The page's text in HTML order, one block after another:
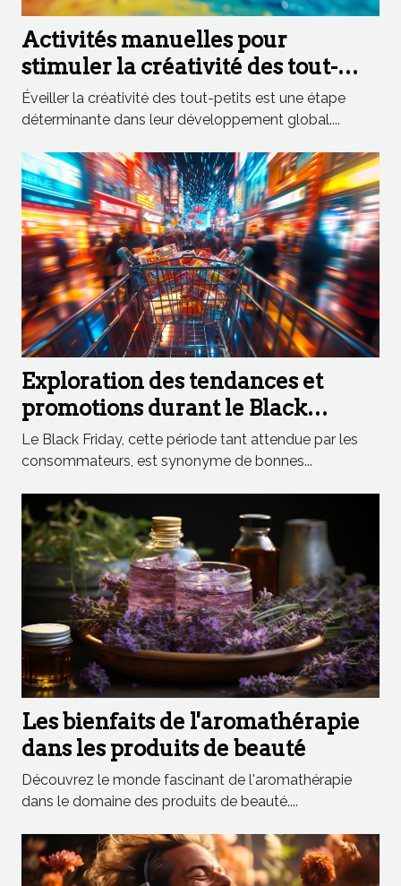
Activités manuelles pour
stimuler la créativité des tout-
petits
Éveiller la créativité des tout-petits est une étape
déterminante dans leur développement global....
Exploration des tendances et
promotions durant le Black
Friday
Le Black Friday, cette période tant attendue par les
consommateurs, est synonyme de bonnes...
Les bienfaits de l'aromathérapie
dans les produits de beauté
Découvrez le monde fascinant de l'aromathérapie
dans le domaine des produits de beauté....